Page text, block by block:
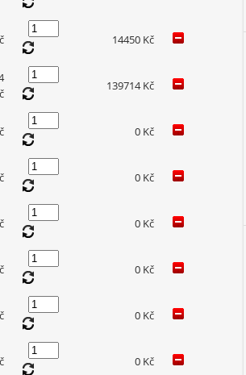
14450 Kč
139714 Kč
0 Kč
0 Kč
0 Kč
0 Kč
0 Kč
0 Kč